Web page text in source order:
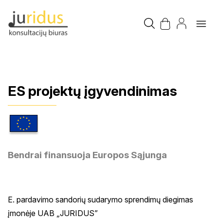
ES projektų įgyvendinimas
Bendrai finansuoja Europos Sąjunga
E. pardavimo sandorių sudarymo sprendimų diegimas
įmonėje UAB „JURIDUS”